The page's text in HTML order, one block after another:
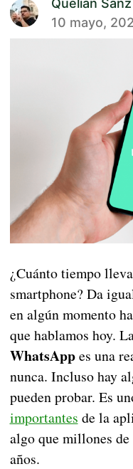
Quelian Sanz
10 mayo,
¿Cuánto tiempo
smartphone? Da
en algún momento
que hablamos hoy.
WhatsAppes una
nunca. Incluso hay
pueden probar. Es
importantes de la
algo que millones
años.